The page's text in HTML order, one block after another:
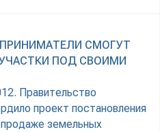
СМОГУТ
ПОД СВОИМИ
Правительство
проект постановления
земельных